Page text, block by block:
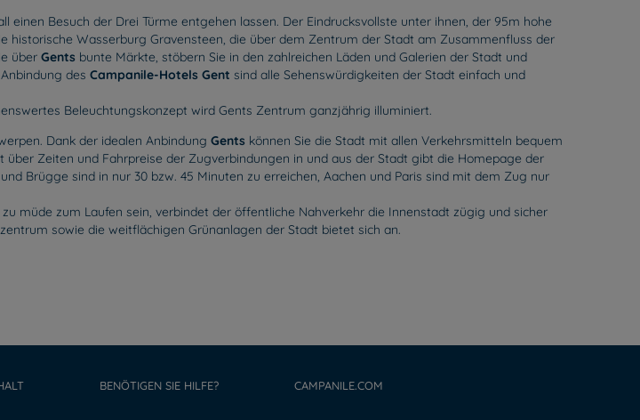
Besuch der Drei Türme entgehen lassen. Der Eindrucksvollste unter ihnen, der 95m hohe
historische Wasserburg Gravensteen, die über dem Zentrum der Stadt am Zusammenfluss der
über Gents bunte Märkte, stöbern Sie in den zahlreichen Läden und Galerien der Stadt und
des Campanile-Hotels Gent sind alle Sehenswürdigkeiten der Stadt einfach und
Beleuchtungskonzept wird Gents Zentrum ganzjährig illuminiert.
Dank der idealen Anbindung Gents können Sie die Stadt mit allen Verkehrsmitteln bequem
Zeiten und Fahrpreise der Zugverbindungen in und aus der Stadt gibt die Homepage der
Brügge sind in nur 30 bzw. 45 Minuten zu erreichen, Aachen und Paris sind mit dem Zug nur
müde zum Laufen sein, verbindet der öffentliche Nahverkehr die Innenstadt zügig und sicher
sowie die weitflächigen Grünanlagen der Stadt bietet sich an.
BENÖTIGEN SIE HILFE? CAMPANILE.COM